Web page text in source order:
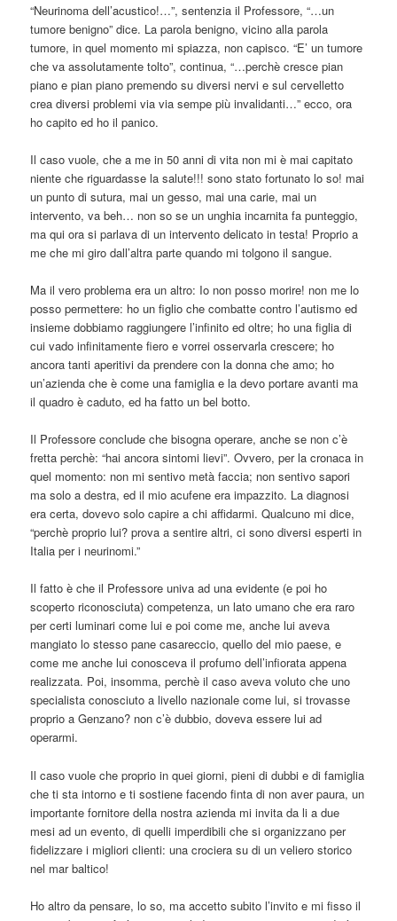
“Neurinoma dell’acustico!…”, sentenzia il Professore, “…un
tumore benigno” dice. La parola benigno, vicino alla parola
tumore, in quel momento mi spiazza, non capisco. “E’ un tumore
che va assolutamente tolto”, continua, “…perchè cresce pian
piano e pian piano premendo su diversi nervi e sul cervelletto
crea diversi problemi via via sempe più invalidanti…” ecco, ora
ho capito ed ho il panico.
Il caso vuole, che a me in 50 anni di vita non mi è mai capitato
niente che riguardasse la salute!!! sono stato fortunato lo so! mai
un punto di sutura, mai un gesso, mai una carie, mai un
intervento, va beh… non so se un unghia incarnita fa punteggio,
ma qui ora si parlava di un intervento delicato in testa! Proprio a
me che mi giro dall’altra parte quando mi tolgono il sangue.
Ma il vero problema era un altro: Io non posso morire! non me lo
posso permettere: ho un figlio che combatte contro l’autismo ed
insieme dobbiamo raggiungere l’infinito ed oltre; ho una figlia di
cui vado infinitamente fiero e vorrei osservarla crescere; ho
ancora tanti aperitivi da prendere con la donna che amo; ho
un’azienda che è come una famiglia e la devo portare avanti ma
il quadro è caduto, ed ha fatto un bel botto.
Il Professore conclude che bisogna operare, anche se non c’è
fretta perchè: “hai ancora sintomi lievi”. Ovvero, per la cronaca in
quel momento: non mi sentivo metà faccia; non sentivo sapori
ma solo a destra, ed il mio acufene era impazzito. La diagnosi
era certa, dovevo solo capire a chi affidarmi. Qualcuno mi dice,
“perchè proprio lui? prova a sentire altri, ci sono diversi esperti in
Italia per i neurinomi.”
Il fatto è che il Professore univa ad una evidente (e poi ho
scoperto riconosciuta) competenza, un lato umano che era raro
per certi luminari come lui e poi come me, anche lui aveva
mangiato lo stesso pane casareccio, quello del mio paese, e
come me anche lui conosceva il profumo dell’infiorata appena
realizzata. Poi, insomma, perchè il caso aveva voluto che uno
specialista conosciuto a livello nazionale come lui, si trovasse
proprio a Genzano? non c’è dubbio, doveva essere lui ad
operarmi.
Il caso vuole che proprio in quei giorni, pieni di dubbi e di famiglia
che ti sta intorno e ti sostiene facendo finta di non aver paura, un
importante fornitore della nostra azienda mi invita da li a due
mesi ad un evento, di quelli imperdibili che si organizzano per
fidelizzare i migliori clienti: una crociera su di un veliero storico
nel mar baltico!
Ho altro da pensare, lo so, ma accetto subito l’invito e mi fisso il